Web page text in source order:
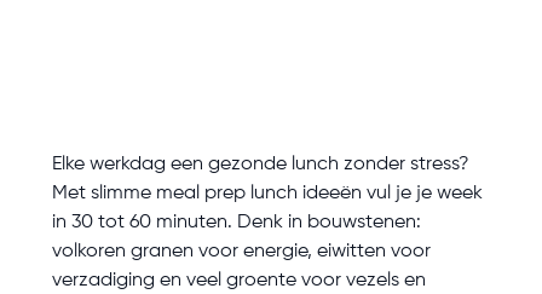
Elke werkdag een gezonde lunch zonder stress?
Met slimme meal prep lunch ideeën vul je je week
in 30 tot 60 minuten. Denk in bouwstenen:
volkoren granen voor energie, eiwitten voor
verzadiging en veel groente voor vezels en